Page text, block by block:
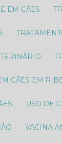
EM CÃES
CÃES EM
USO DE
VACINA